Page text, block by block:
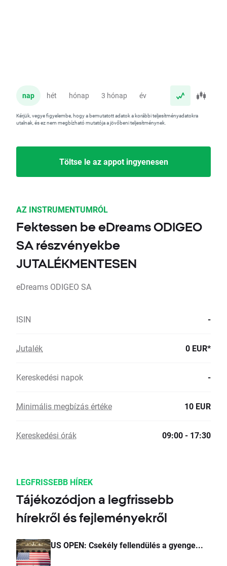
nap hét hónap 3 hónap év
Kérjük, vegye figyelembe, hogy a bemutatott adatok a korábbi teljesítményadatokra
utalnak, és ez nem megbízható mutatója a jövőbeni teljesítménynek.
Töltse le az appot ingyenesen
AZ INSTRUMENTUMRÓL
Fektessen be eDreams ODIGEO
SA részvényekbe
JUTALÉKMENTESEN
eDreams ODIGEO SA
ISIN -
Jutalék 0 EUR*
Kereskedési napok -
Minimális megbízás értéke 10 EUR
Kereskedési órák 09:00 - 17:30
LEGFRISSEBB HÍREK
Tájékozódjon a legfrissebb
hírekről és fejleményekről
US OPEN: Csekély fellendülés a gyenge...